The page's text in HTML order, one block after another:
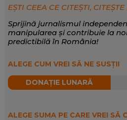
EȘTI CEEA CE CITEȘTI,
Sprijină jurnalismul
manipularea și contribuie la
predictibilă în România!
ALEGE CUM VREI SĂ NE SUSȚII
DONAȚIE LUNARĂ
ALEGE SUMA PE CARE VREI SĂ